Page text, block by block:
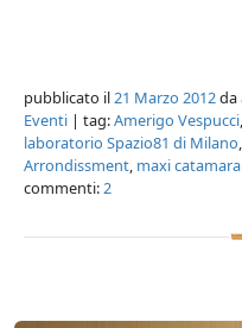
pubblicato il21 Marzo 2012da
Eventi | tag:Amerigo Vespucci,
laboratorio Spazio81 di Milano,
Arrondissment, maxi
commenti:2